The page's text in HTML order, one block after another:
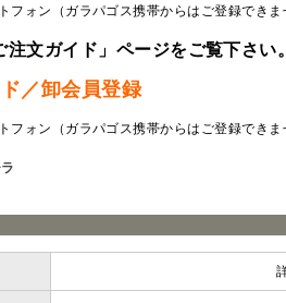
ォン（ガラパゴス携帯からはご登録できま
文ガイド」ページをご覧下さい。
／卸会員登録
ォン（ガラパゴス携帯からはご登録できま
詳細内